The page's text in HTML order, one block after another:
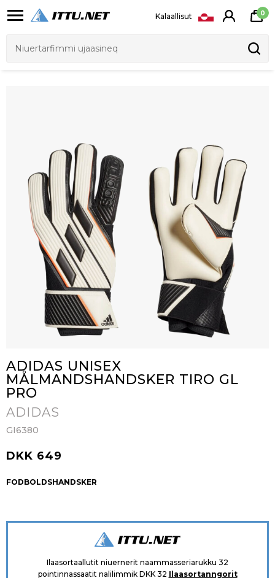
Kalaallisut 0
ADIDAS UNISEX
MÅLMANDSHANDSKER TIRO GL
PRO
ADIDAS
GI6380
DKK 649
FODBOLDSHANDSKER
Ilaasortaallutit niuernerit naammasseriarukku 32
pointinnassaatit nalilimmik DKK 32 Ilaasortanngorit